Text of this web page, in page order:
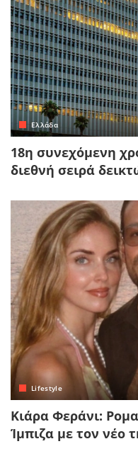
Ελλάδα
18η συνεχόμενη
διεθνή σειρά
Lifestyle
Κιάρα Φεράνι:
Ίμπιζα με τον νέο